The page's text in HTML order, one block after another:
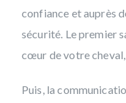
confiance et auprès
sécurité. Le premier
cœur de votre cheval,
Puis, la